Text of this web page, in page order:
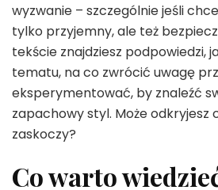
wyzwanie – szczególnie jeśli
tylko przyjemny, ale też
tekście znajdziesz podpowiedzi,
tematu, na co zwrócić uwagę
eksperymentować, by znaleźć
zapachowy styl. Może odkryjesz
zaskoczy?
Co warto